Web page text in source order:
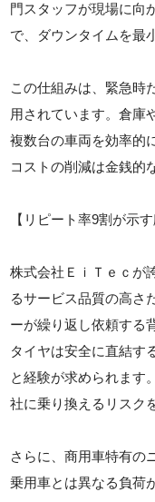
門スタッフが現場に向
で、ダウンタイムを最
この仕組みは、緊急時
用されています。倉庫
複数台の車両を効率的
コストの削減は金銭的
【リピート率9割が示
株式会社ＥｉＴｅｃが
るサービス品質の高さ
ーが繰り返し依頼する
タイヤは安全に直結す
と経験が求められます
社に乗り換えるリスク
さらに、商用車特有の
乗用車とは異なる負荷